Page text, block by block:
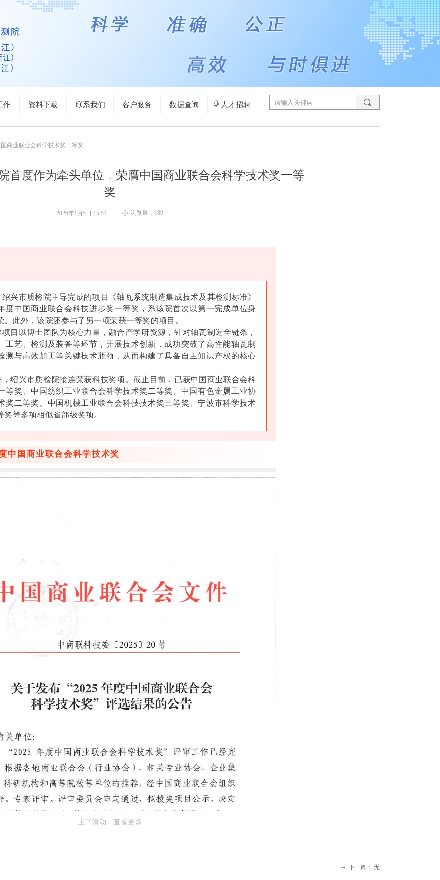
끠
作 资料下载 联系我们 客户服务 数据查询 ꄕ 人才招聘
首度作为牵头单位，荣膺中国商业联合会科学技术奖一等
奖
市质检院主导完成的项目《轴瓦系统制造集成技术及其检测标准》
度中国商业联合会科技进步奖一等奖，系该院首次以第一完成单位身
。此外，该院还参与了另一项荣获一等奖的项目。
以博士团队为核心力量，融合产学研资源，针对轴瓦制造全链条，
工艺、检测及装备等环节，开展技术创新，成功突破了高性能轴瓦制
测与高效加工等关键技术瓶颈，从而构建了具备自主知识产权的核心
兴市质检院接连荣获科技奖项。截止目前，已获中国商业联合会科
等奖、中国纺织工业联合会科学技术奖二等奖、中国有色金属工业协
奖二等奖、中国机械工业联合会科技技术奖三等奖、宁波市科学技术
奖等多项相似省部级奖项。
中国商业联合会科学技术奖
上下滑动，查看更多
2026年1月5日 15:54
ꁹ 下一篇： 无
商业联合会科学技术奖一等奖
ꁵ 浏览量： 189